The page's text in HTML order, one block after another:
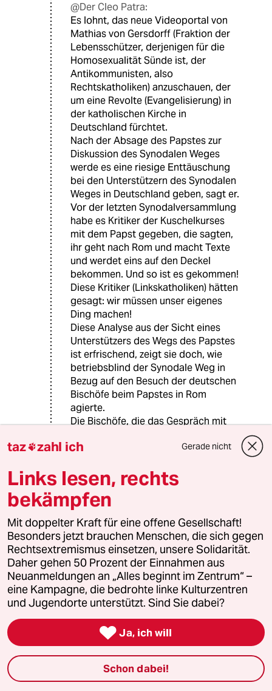
@Der Cleo Patra:
Es lohnt, das neue Videoportal von
Mathias von Gersdorff (Fraktion der
Lebensschützer, derjenigen für die
Homosexualität Sünde ist, der
Antikommunisten, also
Rechtskatholiken) anzuschauen, der
um eine Revolte (Evangelisierung) in
der katholischen Kirche in
Deutschland fürchtet.
Nach der Absage des Papstes zur
Diskussion des Synodalen Weges
werde es eine riesige Enttäuschung
bei den Unterstützern des Synodalen
Weges in Deutschland geben, sagt er.
Vor der letzten Synodalversammlung
habe es Kritiker der Kuschelkurses
mit dem Papst gegeben, die sagten,
ihr geht nach Rom und macht Texte
und werdet eins auf den Deckel
bekommen. Und so ist es gekommen!
Diese Kritiker (Linkskatholiken) hätten
gesagt: wir müssen unser eigenes
Ding machen!
Diese Analyse aus der Sicht eines
Unterstützers des Wegs des Papstes
ist erfrischend, zeigt sie doch, wie
betriebsblind der Synodale Weg in
Bezug auf den Besuch der deutschen
Bischöfe beim Papstes in Rom
agierte.
Die Bischöfe, die das Gespräch mit
was in Rom gespielt wird. Man hoffte
Schulkasse im Raum alleine gelassen.
Dieses Bild der FAZ trifft es und muss
dem ewigen Lavieren von Bischof
Und die Laien? Die agieren in Bezug
auf den Synodalen Weg hoffnungslos
veraltet, suchen keinen
konfrontativen Diskurs in den
sozialen Medien, wissen nicht, wie
eine soziale Bewegung funktioniert,
weil sie immer in den gleichen,
katholischen Kämmerlein agieren und
kommunizieren.
Mathias von Gersdorff aus dem
entgegengesetzten Lager macht vor,
taz zahl ich Gerade nicht
Links lesen, rechts
bekämpfen
Mit doppelter Kraft für eine offene Gesellschaft!
Besonders jetzt brauchen Menschen, die sich gegen
Rechtsextremismus einsetzen, unsere Solidarität.
Daher gehen 50 Prozent der Einnahmen aus
Neuanmeldungen an „Alles beginnt im Zentrum“ –
eine Kampagne, die bedrohte linke Kulturzentren
und Jugendorte unterstützt. Sind Sie dabei?
 Ja, ich will
Schon dabei!